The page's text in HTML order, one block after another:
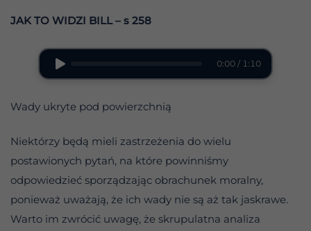
JAK TO WIDZI BILL – s 258
0:00 / 1:10
Wady ukryte pod powierzchnią
Niektórzy będą mieli zastrzeżenia do wielu
postawionych pytań, na które powinniśmy
odpowiedzieć sporządzając obrachunek moralny,
ponieważ uważają, że ich wady nie są aż tak jaskrawe.
Warto im zwrócić uwagę, że skrupulatna analiza